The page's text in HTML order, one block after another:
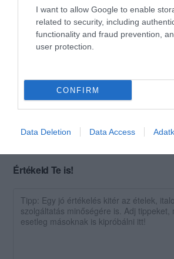
I want to allow Google to enable
related to security, including
functionality and fraud prevention,
user protection.
CONFIRM
Data Deletion Data Access
Norbert Kacsándi
2016. Augusztus 22.
Értékeld Te is!